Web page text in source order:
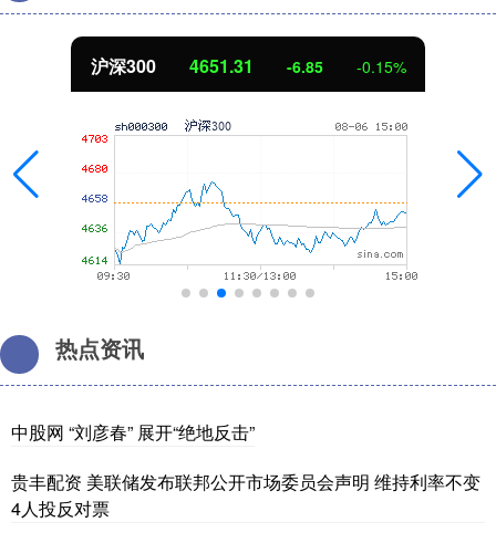
沪深300 4651.31 -6.85 -0.15%
热点资讯
中股网 “刘彦春” 展开“绝地反击”
贵丰配资 美联储发布联邦公开市场委员会声明 维持利率不变
4人投反对票